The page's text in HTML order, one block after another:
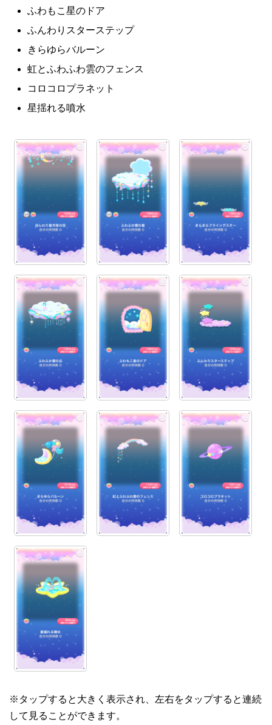
ふわもこ星のドア
ふんわりスターステップ
きらゆらバルーン
虹とふわふわ雲のフェンス
コロコロプラネット
星揺れる噴水
※タップすると大きく表示され、左右をタップすると連続
して見ることができます。